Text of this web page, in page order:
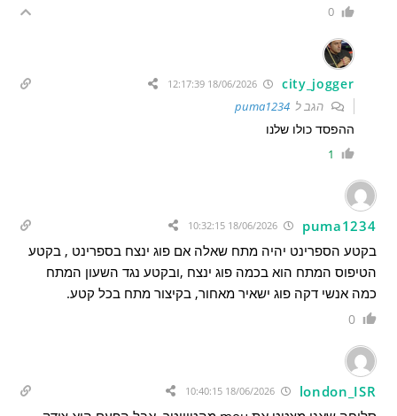
0
city_jogger
18/06/2026 12:17:39
הגב לpuma1234
ההפסד כולו שלנו
1
puma1234
18/06/2026 10:32:15
בקטע הספרינט יהיה מתח שאלה אם פוג ינצח בספרינט , בקטע
הטיפוס המתח הוא בכמה פוג ינצח ,ובקטע נגד השעון המתח
כמה אנשי דקה פוג ישאיר מאחור, בקיצור מתח בכל קטע.
0
london_ISR
18/06/2026 10:40:15